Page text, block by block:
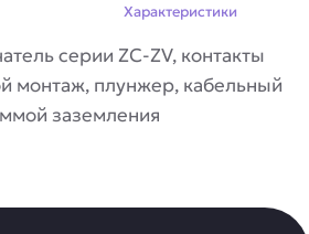
Характеристики
серии ZC-ZV, контакты
монтаж, плунжер, кабельный
заземления